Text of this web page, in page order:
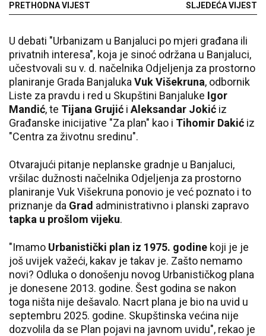
PRETHODNA VIJEST SLJEDEĆA VIJEST
U debati "Urbanizam u Banjaluci po mjeri građana ili
privatnih interesa", koja je sinoć održana u Banjaluci,
učestvovali su v. d. načelnika Odjeljenja za prostorno
planiranje Grada Banjaluka Vuk Višekruna, odbornik
Liste za pravdu i red u Skupštini Banjaluke Igor
Mandić, te Tijana Grujić i Aleksandar Jokić iz
Građanske inicijative "Za plan" kao i Tihomir Dakić iz
"Centra za životnu sredinu".
Otvarajući pitanje neplanske gradnje u Banjaluci,
vršilac dužnosti načelnika Odjeljenja za prostorno
planiranje Vuk Višekruna ponovio je već poznato i to
priznanje da Grad administrativno i planski zapravo
tapka u prošlom vijeku.
"Imamo Urbanistički plan iz 1975. godine koji je je
još uvijek važeći, kakav je takav je. Zašto nemamo
novi? Odluka o donošenju novog Urbanističkog plana
je donesene 2013. godine. Šest godina se nakon
toga ništa nije dešavalo. Nacrt plana je bio na uvid u
septembru 2025. godine. Skupštinska većina nije
dozvolila da se Plan pojavi na javnom uvidu", rekao je